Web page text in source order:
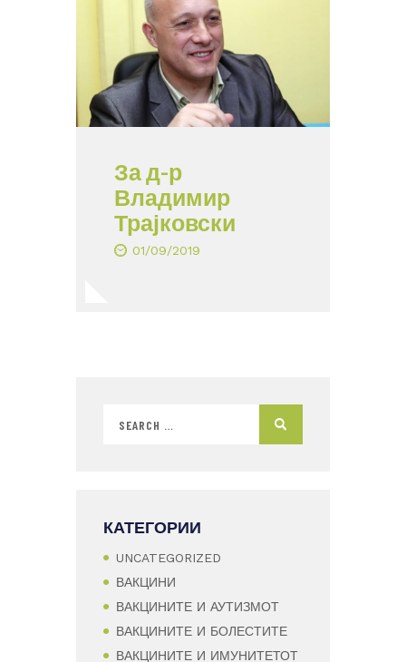
За д-р
Владимир
Трајковски
01/09/2019
КАТЕГОРИИ
UNCATEGORIZED
ВАКЦИНИ
ВАКЦИНИТЕ И АУТИЗМОТ
ВАКЦИНИТЕ И БОЛЕСТИТЕ
ВАКЦИНИТЕ И ИМУНИТЕТОТ